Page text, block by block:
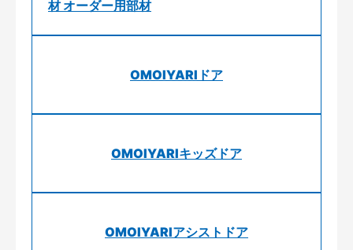
材 オーダー用部材
OMOIYARIドア
OMOIYARIキッズドア
OMOIYARIアシストドア